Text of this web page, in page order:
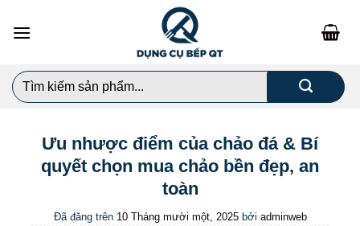
đến
dung
Search
for:
Ưu nhược điểm của chảo đá & Bí
quyết chọn mua chảo bền đẹp, an
toàn
Đã đăng trên 10 Tháng mười một, 2025 bởi adminweb